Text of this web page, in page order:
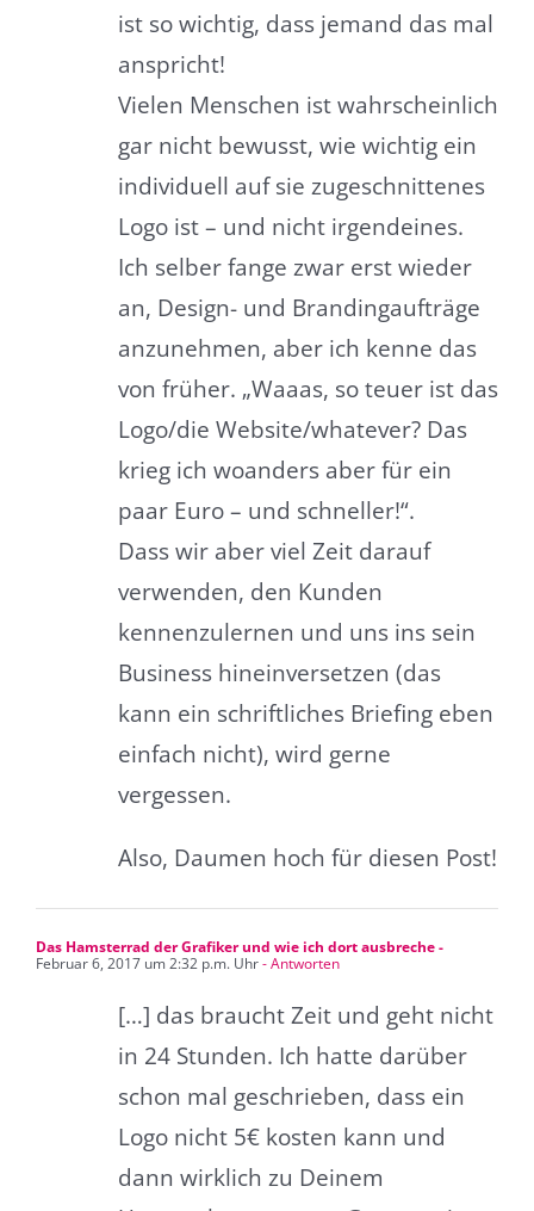
ist so wichtig, dass jemand das mal
anspricht!
Vielen Menschen ist wahrscheinlich
gar nicht bewusst, wie wichtig ein
individuell auf sie zugeschnittenes
Logo ist – und nicht irgendeines.
Ich selber fange zwar erst wieder
an, Design- und Brandingaufträge
anzunehmen, aber ich kenne das
von früher. „Waaas, so teuer ist das
Logo/die Website/whatever? Das
krieg ich woanders aber für ein
paar Euro – und schneller!“.
Dass wir aber viel Zeit darauf
verwenden, den Kunden
kennenzulernen und uns ins sein
Business hineinversetzen (das
kann ein schriftliches Briefing eben
einfach nicht), wird gerne
vergessen.
Also, Daumen hoch für diesen Post!
Das Hamsterrad der Grafiker und wie ich dort ausbreche -
Februar 6, 2017 um 2:32 p.m. Uhr- Antworten
[…] das braucht Zeit und geht nicht
in 24 Stunden. Ich hatte darüber
schon mal geschrieben, dass ein
Logo nicht 5€ kosten kann und
dann wirklich zu Deinem